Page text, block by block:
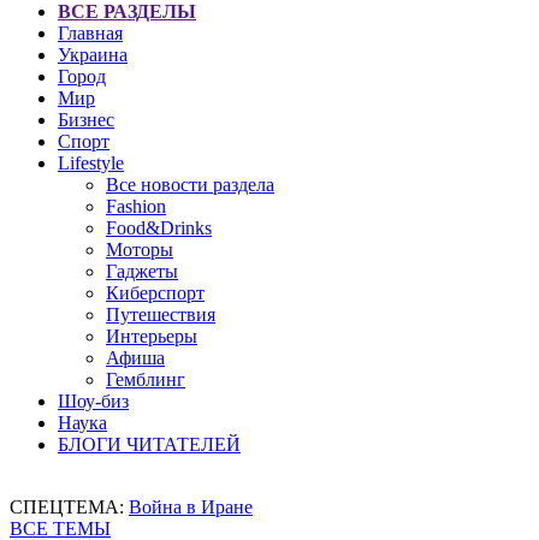
ВСЕ РАЗДЕЛЫ
Главная
Украина
Город
Мир
Бизнес
Спорт
Lifestyle
Все новости раздела
Fashion
Food&Drinks
Моторы
Гаджеты
Киберспорт
Путешествия
Интерьеры
Афиша
Гемблинг
Шоу-биз
Наука
БЛОГИ ЧИТАТЕЛЕЙ
СПЕЦТЕМА: Война в Иране
ВСЕ ТЕМЫ